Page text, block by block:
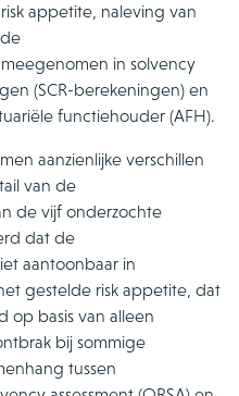
appetite, naleving van
in solvency
(SCR-berekeningen) en
functiehouder (AFH).
aanzienlijke verschillen
van de
de vijf onderzochte
dat de
aantoonbaar in
gestelde risk appetite, dat
op basis van alleen
bij sommige
tussen